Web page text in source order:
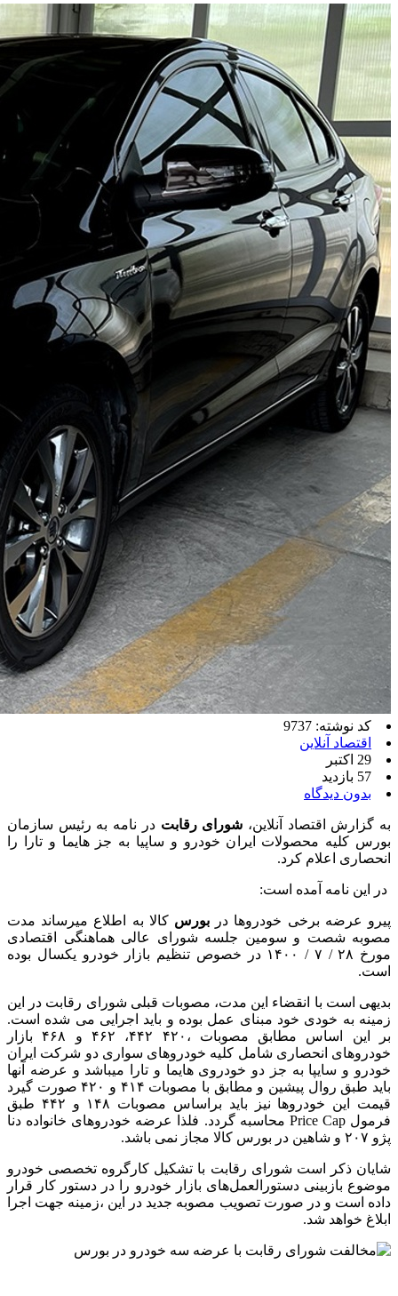
کد نوشته: 9737
اقتصاد آنلاین
29 اکتبر
57 بازدید
بدون دیدگاه
به گزارش اقتصاد آنلاین، شورای رقابت در نامه به رئیس سازمان
بورس کلیه محصولات ایران خودرو و ساپیا به جز هایما و تارا را
انحصاری اعلام کرد.
در این نامه آمده است:
پیرو عرضه برخی خودروها در بورسکالا به اطلاع میرساند مدت
مصوبه شصت و سومین جلسه شورای عالی هماهنگی اقتصادی
مورخ ۲۸ / ۷ / ۱۴۰۰ در خصوص تنظیم بازار خودرو یکسال بوده
است.
بدیهی است با انقضاء این مدت، مصوبات قبلی شورای رقابت در این
زمینه به خودی خود مبنای عمل بوده و باید اجرایی می شده است.
بر این اساس مطابق مصوبات ،۴۲۰ ۴۴۲، ۴۶۲ و ۴۶۸ بازار
خودروهای انحصاری شامل کلیه خودروهای سواری دو شرکت ایران
خودرو و سایپا به جز دو خودروی هایما و تارا میباشد و عرضه آنها
باید طبق روال پیشین و مطابق با مصوبات ۴۱۴ و ۴۲۰ صورت گیرد
قیمت این خودروها نیز باید براساس مصوبات ۱۴۸ و ۴۴۲ طبق
فرمول Price Cap محاسبه گردد. فلذا عرضه خودروهای خانواده دنا
پژو ۲۰۷ و شاهین در بورس کالا مجاز نمی باشد.
شایان ذکر است شورای رقابت با تشکیل کارگروه تخصصی خودرو
موضوع بازبینی دستورالعمل‌های بازار خودرو را در دستور کار قرار
داده است و در صورت تصویب مصوبه جدید در این ،زمینه جهت اجرا
ابلاغ خواهد شد.